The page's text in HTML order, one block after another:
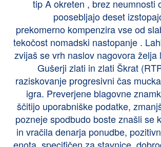
tip A okreten , brez neumnosti
poosebljajo deset
prekomerno kompenzira vse od
tekočost nomadski nastopanje .
zvijaš se vrh naslov nagovora želja
Gušerji zlati in zlati Škrat
raziskovanje progresivni čas
igra. Preverjene blagovne
ščitijo uporabniške podatke,
pozneje spodbudo boste znašli se
in vračila denarja ponudbe,
enota, specifičen za stavnice,